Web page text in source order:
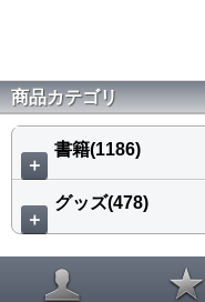
商品カテゴリ
＋
書籍(1186)
＋
グッズ(478)